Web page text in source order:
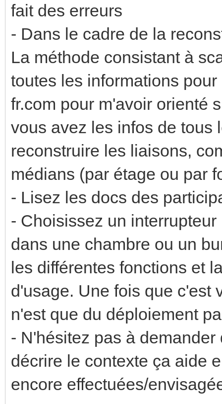
fait des erreurs
- Dans le cadre de la
La méthode consistant à
toutes les informations
fr.com pour m'avoir orienté
vous avez les infos de tous
reconstruire les liaisons,
médians (par étage ou par
- Lisez les docs des
- Choisissez un
dans une chambre ou un
les différentes fonctions et
d'usage. Une fois que c'est
n'est que du déploiement
- N'hésitez pas à
décrire le contexte ça aide
encore effectuées/